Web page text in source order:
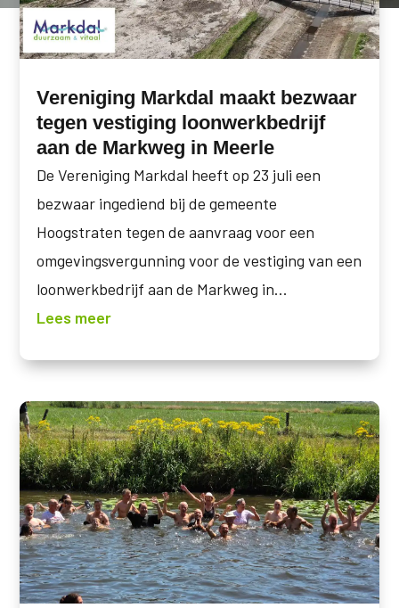
Vereniging Markdal maakt bezwaar
tegen vestiging loonwerkbedrijf
aan de Markweg in Meerle
De Vereniging Markdal heeft op 23 juli een
bezwaar ingediend bij de gemeente
Hoogstraten tegen de aanvraag voor een
omgevingsvergunning voor de vestiging van een
loonwerkbedrijf aan de Markweg in...
Lees meer